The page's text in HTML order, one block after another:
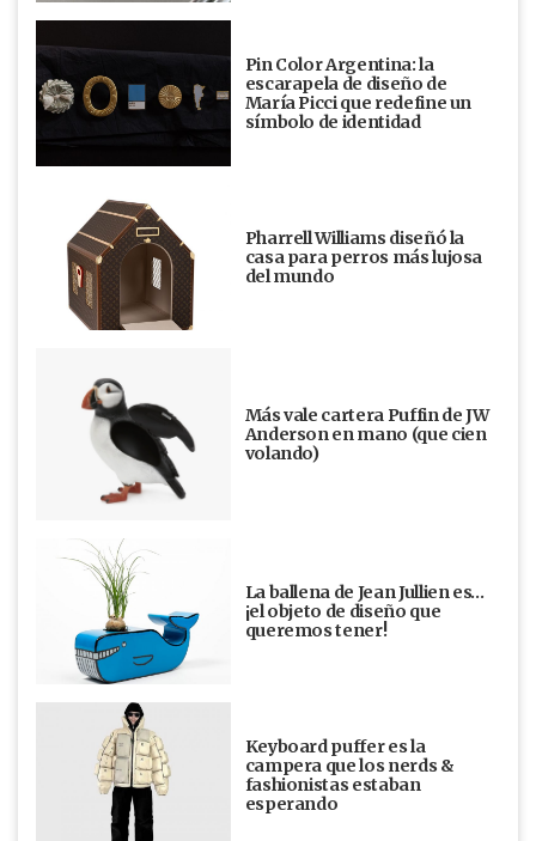
Pin Color Argentina: la
escarapela de diseño de
María Picci que redefine un
símbolo de identidad
Pharrell Williams diseñó la
casa para perros más lujosa
del mundo
Más vale cartera Puffin de JW
Anderson en mano (que cien
volando)
La ballena de Jean Jullien es…
¡el objeto de diseño que
queremos tener!
Keyboard puffer es la
campera que los nerds &
fashionistas estaban
esperando